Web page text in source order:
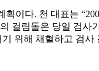
이다. 천 대표는
걸림돌은 당일 검사
위해 채혈하고 검사